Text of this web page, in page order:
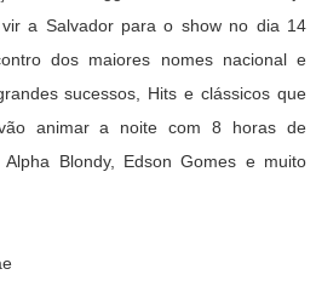
a Salvador para o show no dia 14
dos maiores nomes nacional e
sucessos, Hits e clássicos que
animar a noite com 8 horas de
Blondy, Edson Gomes e muito